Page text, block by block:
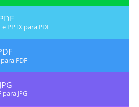
PPTX para PDF
PDF
JPG